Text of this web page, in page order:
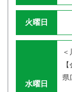
火曜日
水曜日
＜
県